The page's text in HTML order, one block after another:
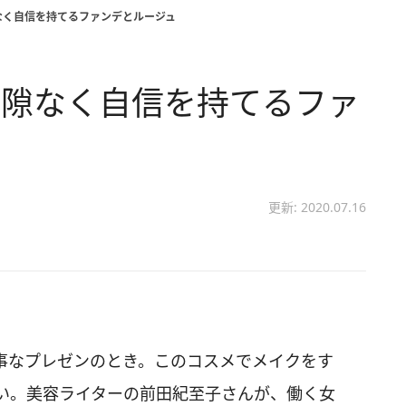
自信を持てるファンデとルージュ
なく自信を持てるファ
更新: 2020.07.16
プレゼンのとき。このコスメでメイクをす
美容ライターの前田紀至子さんが、働く女